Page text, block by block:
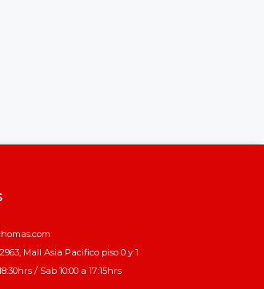
Mall Asia Pacifico piso 0 y 1
/ Sab 10:00 a 17:15hrs